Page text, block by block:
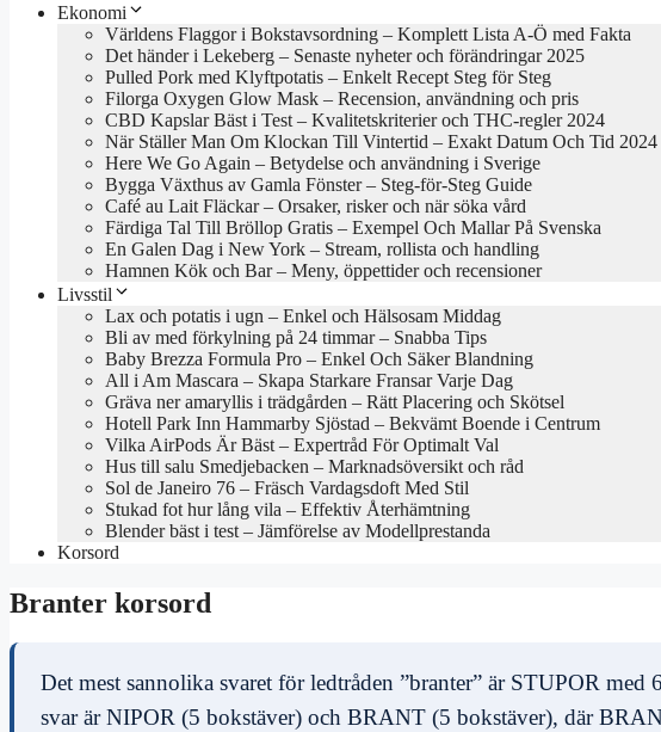
Ekonomi
Världens Flaggor i Bokstavsordning – Komplett Lista A-Ö med Fakta
Det händer i Lekeberg – Senaste nyheter och förändringar 2025
Pulled Pork med Klyftpotatis – Enkelt Recept Steg för Steg
Filorga Oxygen Glow Mask – Recension, användning och pris
CBD Kapslar Bäst i Test – Kvalitetskriterier och THC-regler 2024
När Ställer Man Om Klockan Till Vintertid – Exakt Datum Och Tid 2024
Here We Go Again – Betydelse och användning i Sverige
Bygga Växthus av Gamla Fönster – Steg-för-Steg Guide
Café au Lait Fläckar – Orsaker, risker och när söka vård
Färdiga Tal Till Bröllop Gratis – Exempel Och Mallar På Svenska
En Galen Dag i New York – Stream, rollista och handling
Hamnen Kök och Bar – Meny, öppettider och recensioner
Livsstil
Lax och potatis i ugn – Enkel och Hälsosam Middag
Bli av med förkylning på 24 timmar – Snabba Tips
Baby Brezza Formula Pro – Enkel Och Säker Blandning
All i Am Mascara – Skapa Starkare Fransar Varje Dag
Gräva ner amaryllis i trädgården – Rätt Placering och Skötsel
Hotell Park Inn Hammarby Sjöstad – Bekvämt Boende i Centrum
Vilka AirPods Är Bäst – Expertråd För Optimalt Val
Hus till salu Smedjebacken – Marknadsöversikt och råd
Sol de Janeiro 76 – Fräsch Vardagsdoft Med Stil
Stukad fot hur lång vila – Effektiv Återhämtning
Blender bäst i test – Jämförelse av Modellprestanda
Korsord
Branter korsord
Det mest sannolika svaret för ledtråden ”branter” är STUPOR med
svar är NIPOR (5 bokstäver) och BRANT (5 bokstäver), där